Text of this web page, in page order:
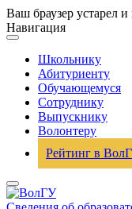
Ваш браузер устарел
Навигация
Школьнику
Абитуриенту
Обучающемуся
Сотруднику
Выпускнику
Волонтеру
Рейтинг в